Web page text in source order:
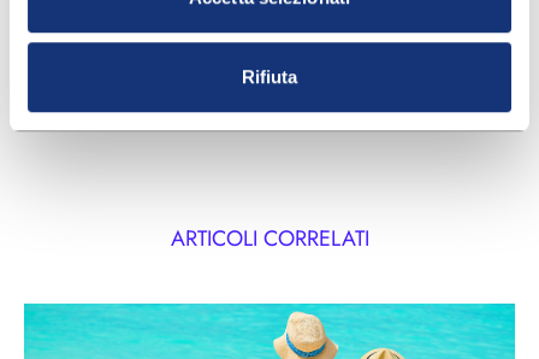
Rifiuta
o preoccupazioni sull’igiene intima o sulla tua salute
genitale è sempre consigliato consultare il
ARTICOLI CORRELATI